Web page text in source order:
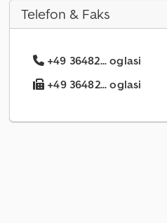
Telefon & Faks
+49 36482... oglasi
+49 36482... oglasi